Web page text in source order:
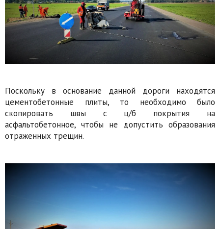
Поскольку в основание данной дороги находятся
цементобетонные плиты, то необходимо было
скопировать швы с ц/б покрытия на
асфальтобетонное, чтобы не допустить образования
отраженных трещин.